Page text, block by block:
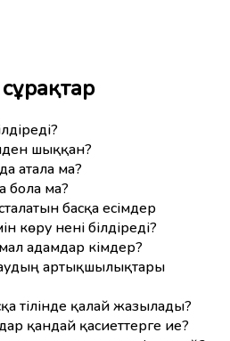
шыққан?
атала ма?
бола ма?
басқа есімдер
көру нені білдіреді?
адамдар кімдер?
артықшылықтары
тілінде қалай жазылады?
қандай қасиеттерге ие?